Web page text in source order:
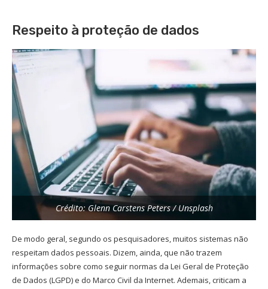
Respeito à proteção de dados
Crédito: Glenn Carstens Peters / Unsplash
De modo geral, segundo os pesquisadores, muitos sistemas não
respeitam dados pessoais. Dizem, ainda, que não trazem
informações sobre como seguir normas da Lei Geral de Proteção
de Dados (LGPD) e do Marco Civil da Internet. Ademais, criticam a